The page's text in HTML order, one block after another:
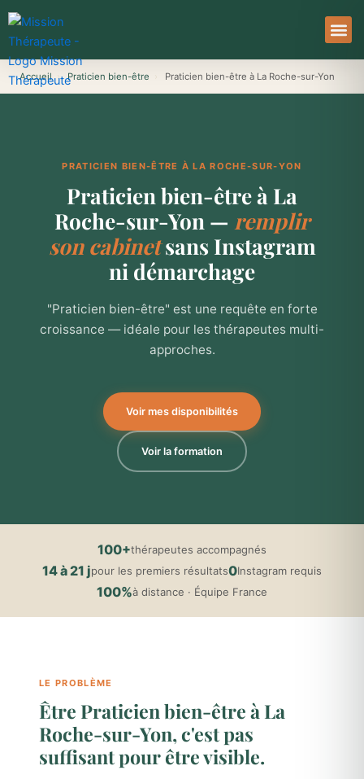
Aller
au
contenu
Accueil › Praticien bien-être Praticien bien-être à La Roche-sur-Yon
PRATICIEN BIEN-ÊTRE À LA ROCHE-SUR-YON
Praticien bien-être à La
Roche-sur-Yon — remplir
son cabinetsans Instagram
ni démarchage
"Praticien bien-être" est une requête en forte
croissance — idéale pour les thérapeutes multi-
approches.
Voir mes disponibilités
Voir la formation
100+thérapeutes accompagnés
14 à 21 jpour les premiers résultats0Instagram requis
100%à distance · Équipe France
LE PROBLÈME
Être Praticien bien-être à La
Roche-sur-Yon, c'est pas
suffisant pour être visible.